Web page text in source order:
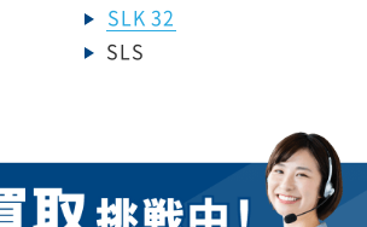
SLK 32
SLS